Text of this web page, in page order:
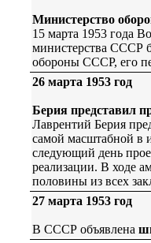
Министерство
15 марта 1953 года
министерства СССР
обороны СССР, его
26 марта 1953 год
Берия представил
Лаврентий Берия
самой масштабной в
следующий день
реализации. В ходе
половины из всех
27 марта 1953 год
В СССР объявлена